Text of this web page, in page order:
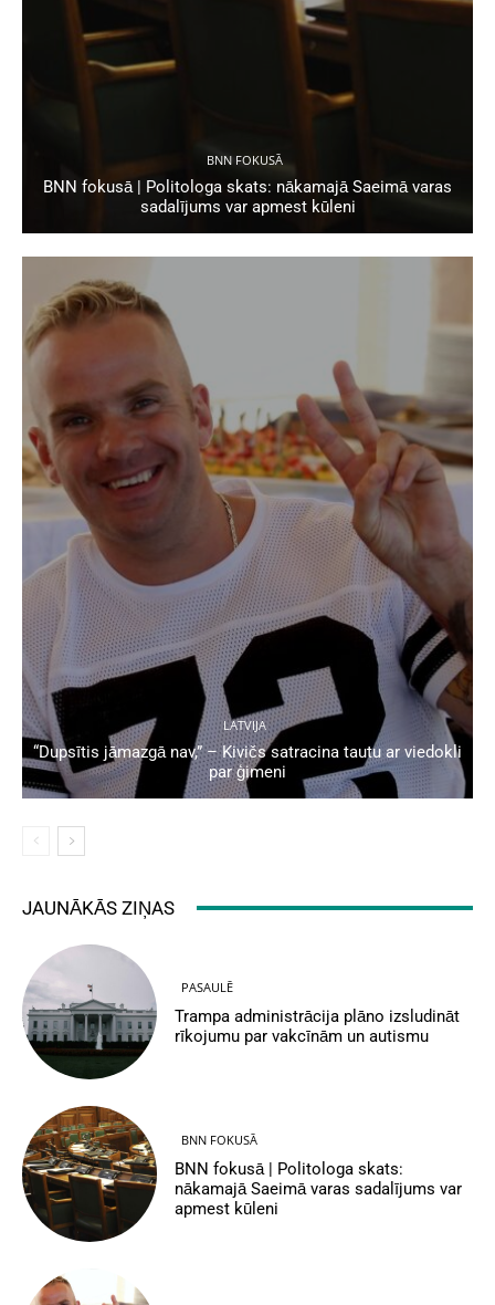
BNN FOKUSĀ
BNN fokusā | Politologa skats: nākamajā Saeimā varas
sadalījums var apmest kūleni
LATVIJA
“Dupsītis jāmazgā nav,” – Kivičs satracina tautu ar viedokli
par ģimeni
JAUNĀKĀS ZIŅAS
PASAULĒ
Trampa administrācija plāno izsludināt
rīkojumu par vakcīnām un autismu
BNN FOKUSĀ
BNN fokusā | Politologa skats:
nākamajā Saeimā varas sadalījums var
apmest kūleni